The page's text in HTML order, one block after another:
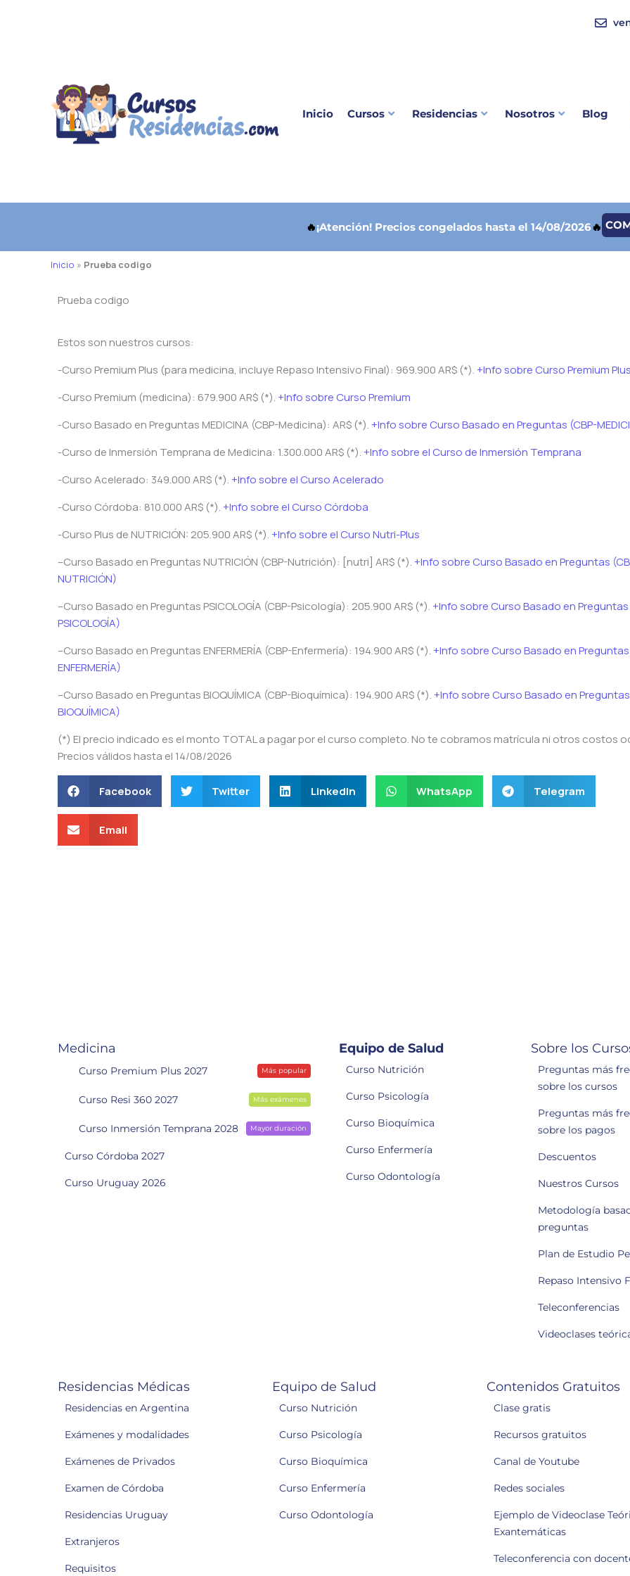
Inicio Cursos Residencias Nosotros Blog
🔥¡Atención! Precios congelados hasta el 14/08/2026🔥
Inicio » Prueba codigo
Prueba codigo
Estos son nuestros cursos:
-Curso Premium Plus (para medicina, incluye Repaso Intensivo Final): 969.900 AR$ (*). +Info sobre Curso Premium Plus
-Curso Premium (medicina): 679.900 AR$ (*). +Info sobre Curso Premium
-Curso Basado en Preguntas MEDICINA (CBP-Medicina): AR$ (*). +Info sobre Curso Basado en Preguntas (CBP-
-Curso de Inmersión Temprana de Medicina: 1.300.000 AR$ (*). +Info sobre el Curso de Inmersión Temprana
-Curso Acelerado: 349.000 AR$ (*). +Info sobre el Curso Acelerado
-Curso Córdoba: 810.000 AR$ (*). +Info sobre el Curso Córdoba
-Curso Plus de NUTRICIÓN: 205.900 AR$ (*). +Info sobre el Curso Nutri-Plus
–Curso Basado en Preguntas NUTRICIÓN (CBP-Nutrición): [nutri] AR$ (*). +Info sobre Curso Basado en Preguntas
NUTRICIÓN)
–Curso Basado en Preguntas PSICOLOGÍA (CBP-Psicología): 205.900 AR$ (*). +Info sobre Curso Basado en Preguntas
PSICOLOGÍA)
–Curso Basado en Preguntas ENFERMERÍA (CBP-Enfermería): 194.900 AR$ (*). +Info sobre Curso Basado en Preguntas
ENFERMERÍA)
–Curso Basado en Preguntas BIOQUÍMICA (CBP-Bioquímica): 194.900 AR$ (*). +Info sobre Curso Basado en
BIOQUÍMICA)
(*) El precio indicado es el monto TOTAL a pagar por el curso completo. No te cobramos matrícula ni otros costos
Precios válidos hasta el 14/08/2026
Facebook Twitter LinkedIn WhatsApp Telegram
Email
Medicina
Curso Premium Plus 2027 Más popular
Curso Resi 360 2027 Más exámenes
Curso Inmersión Temprana 2028 Mayor duración
Curso Córdoba 2027
Curso Uruguay 2026
Equipo de Salud
Curso Nutrición
Curso Psicología
Curso Bioquímica
Curso Enfermería
Curso Odontología
Sobre los
Preguntas más
sobre los cursos
Preguntas más
sobre los pagos
Descuentos
Nuestros Cursos
Metodología
preguntas
Plan de Estudio
Repaso Intensivo
Teleconferencias
Videoclases
Residencias Médicas
Residencias en Argentina
Exámenes y modalidades
Exámenes de Privados
Examen de Córdoba
Residencias Uruguay
Extranjeros
Requisitos
Equipo de Salud
Curso Nutrición
Curso Psicología
Curso Bioquímica
Curso Enfermería
Curso Odontología
Contenidos Gratuitos
Clase gratis
Recursos gratuitos
Canal de Youtube
Redes sociales
Ejemplo de Videoclase
Exantemáticas
Teleconferencia con